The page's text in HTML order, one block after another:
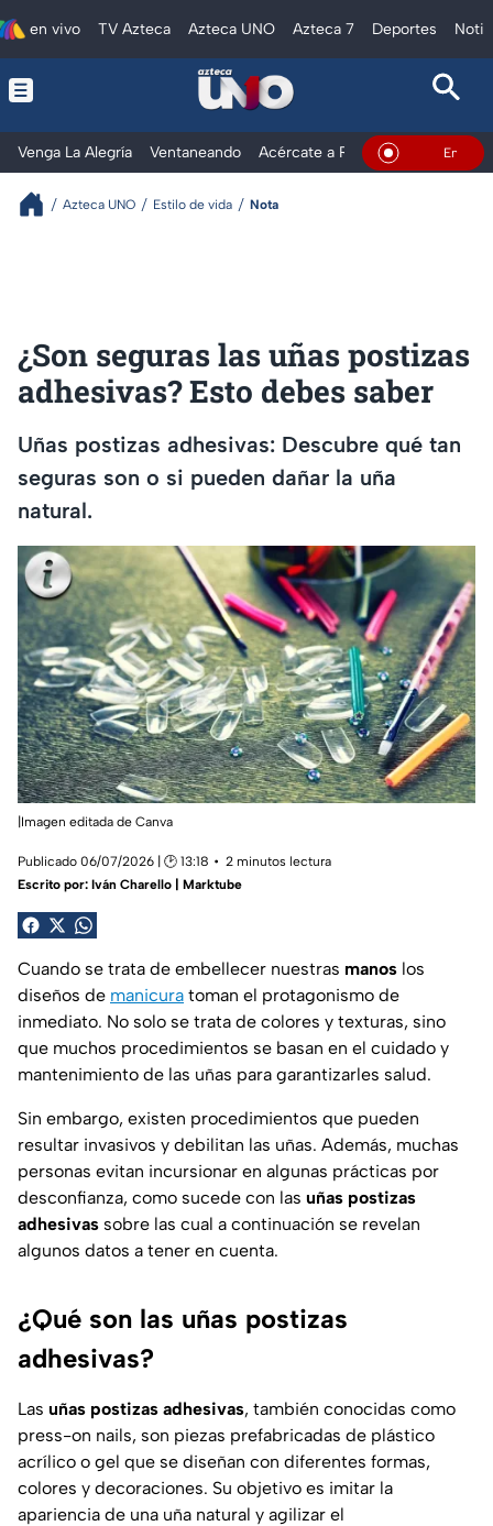
en vivo TV Azteca Azteca UNO Azteca 7 Deportes
Venga La Alegría Ventaneando Acércate a Rocío Al Extremo
En Vivo
Azteca UNO Estilo de vida Nota
¿Son seguras las uñas postizas
adhesivas? Esto debes saber
Uñas postizas adhesivas: Descubre qué tan
seguras son o si pueden dañar la uña
natural.
|Imagen editada de Canva
Publicado 06/07/2026 | 🕑 13:18
2 minutos lectura
Escrito por: Iván Charello | Marktube
Cuando se trata de embellecer nuestras manos los
diseños de manicura toman el protagonismo de
inmediato. No solo se trata de colores y texturas, sino
que muchos procedimientos se basan en el cuidado y
mantenimiento de las uñas para garantizarles salud.
Sin embargo, existen procedimientos que pueden
resultar invasivos y debilitan las uñas. Además, muchas
personas evitan incursionar en algunas prácticas por
desconfianza, como sucede con las uñas postizas
adhesivas sobre las cual a continuación se revelan
algunos datos a tener en cuenta.
¿Qué son las uñas postizas
adhesivas?
Las uñas postizas adhesivas, también conocidas como
press-on nails, son piezas prefabricadas de plástico
acrílico o gel que se diseñan con diferentes formas,
colores y decoraciones. Su objetivo es imitar la
apariencia de una uña natural y agilizar el